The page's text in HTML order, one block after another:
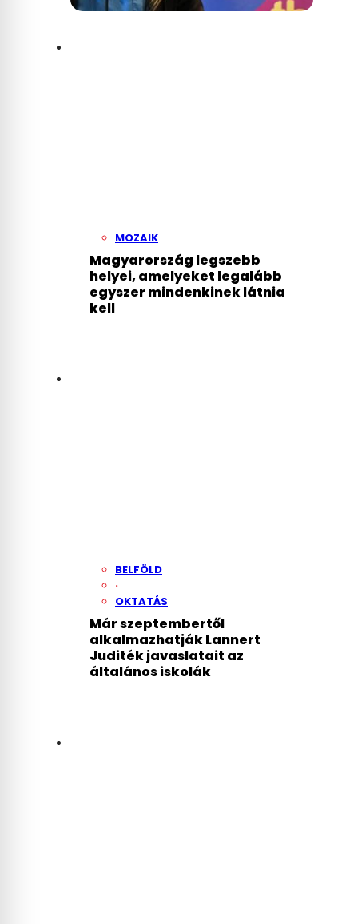
MOZAIK
Magyarország legszebb
helyei, amelyeket legalább
egyszer mindenkinek látnia
kell
BELFÖLD
·
OKTATÁS
Már szeptembertől
alkalmazhatják Lannert
Juditék javaslatait az
általános iskolák